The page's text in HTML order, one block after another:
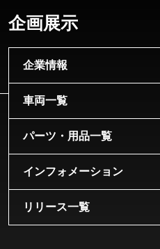
企画展示
企業情報
車両一覧
パーツ・用品一覧
インフォメーション
リリース一覧